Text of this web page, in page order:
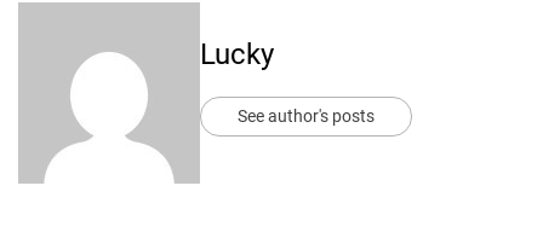
Lucky
See author's posts